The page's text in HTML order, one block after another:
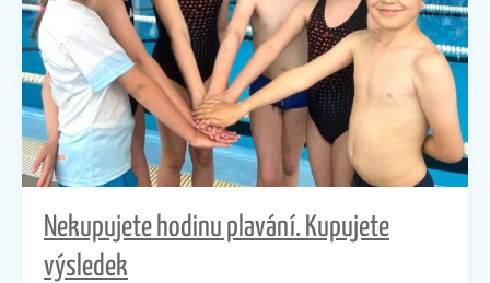
Nekupujete hodinu plavání. Kupujete
výsledek